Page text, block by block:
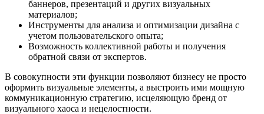
баннеров, презентаций и других визуальных
материалов;
Инструменты для анализа и оптимизации дизайна с
учетом пользовательского опыта;
Возможность коллективной работы и получения
обратной связи от экспертов.
В совокупности эти функции позволяют бизнесу не просто
оформить визуальные элементы, а выстроить ими мощную
коммуникационную стратегию, исцеляющую бренд от
визуального хаоса и нецелостности.